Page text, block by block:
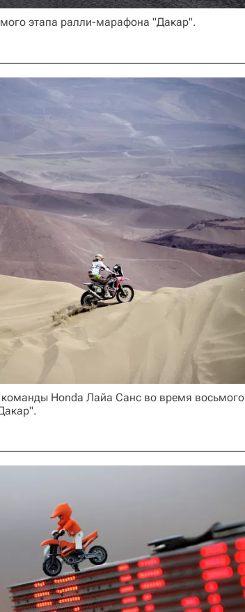
этапа ралли-марафона "Дакар".
Honda Лайа Санс во время восьмого